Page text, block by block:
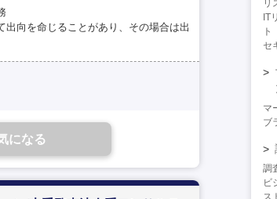
出向を命じることがあり、その場合は出
になる
リ
IT
ト
セ
マ
ブ
調
ビ
ス